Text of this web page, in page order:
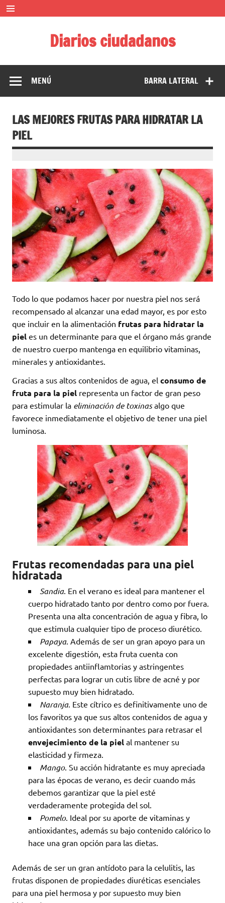
Saltar
contenido
Diarios ciudadanos
BARRA LATERAL
MENÚ
LAS MEJORES FRUTAS PARA HIDRATAR LA
PIEL
Todo lo que podamos hacer por nuestra piel nos será
recompensado al alcanzar una edad mayor, es por esto
que incluir en la alimentación frutas para hidratar la
piel es un determinante para que el órgano más grande
de nuestro cuerpo mantenga en equilibrio vitaminas,
minerales y antioxidantes.
Gracias a sus altos contenidos de agua, el consumo de
fruta para la piel representa un factor de gran peso
para estimular la eliminación de toxinasalgo que
favorece inmediatamente el objetivo de tener una piel
luminosa.
Frutas recomendadas para una piel
hidratada
Sandia. En el verano es ideal para mantener el
cuerpo hidratado tanto por dentro como por fuera.
Presenta una alta concentración de agua y fibra, lo
que estimula cualquier tipo de proceso diurético.
Papaya. Además de ser un gran apoyo para un
excelente digestión, esta fruta cuenta con
propiedades antiinflamtorias y astringentes
perfectas para lograr un cutis libre de acné y por
supuesto muy bien hidratado.
Naranja. Este cítrico es definitivamente uno de
los favoritos ya que sus altos contenidos de agua y
antioxidantes son determinantes para retrasar el
envejecimiento de la piel al mantener su
elasticidad y firmeza.
Mango. Su acción hidratante es muy apreciada
para las épocas de verano, es decir cuando más
debemos garantizar que la piel esté
verdaderamente protegida del sol.
Pomelo. Ideal por su aporte de vitaminas y
antioxidantes, además su bajo contenido calórico lo
hace una gran opción para las dietas.
Además de ser un gran antídoto para la celulitis, las
frutas disponen de propiedades diuréticas esenciales
para una piel hermosa y por supuesto muy bien